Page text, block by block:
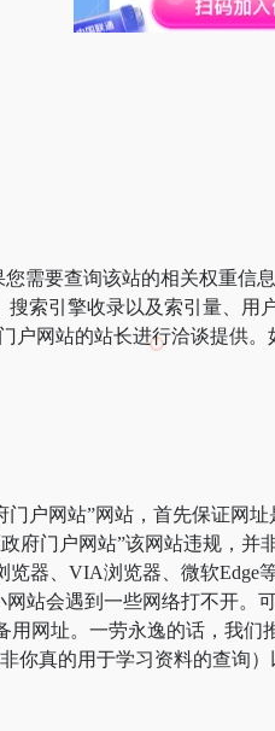
您需要查询该站的相关权重信
索引擎收录以及索引量、用
户网站的站长进行洽谈提供。
户网站”网站，首先保证网
府门户网站”该网站违规，并
器、VIA浏览器、微软Edge
站会遇到一些网络打不开。
用网址。一劳永逸的话，我们
你真的用于学习资料的查询）